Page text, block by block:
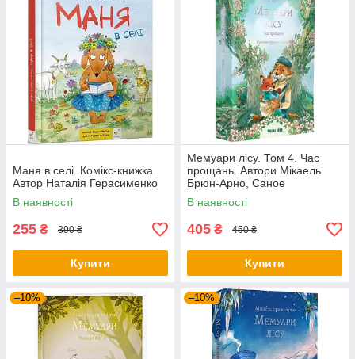
Маня в селі. Комікс-книжка.
Автор Наталія Герасименко
В наявності
255 ₴ 390 ₴
Купити
Мемуари лісу. Том 4. Час
прощань. Автори Мікаель
Брюн-Арно, Саное
В наявності
405 ₴ 450 ₴
Купити
–10% –10%